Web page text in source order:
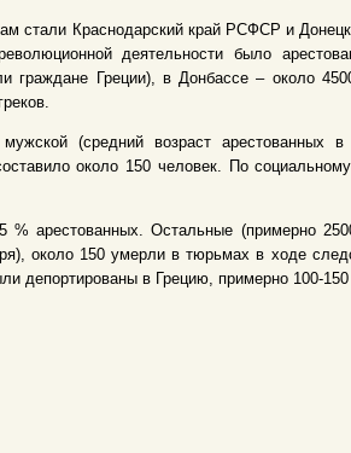
стали Краснодарский край РСФСР и
деятельности было
граждане Греции), в Донбассе – около
(средний возраст арестованных
около 150 человек. По
% арестованных. Остальные (примерно
около 150 умерли в тюрьмах в ходе
депортированы в Грецию, примерно 100-